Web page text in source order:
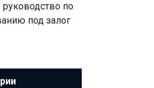
по
под залог